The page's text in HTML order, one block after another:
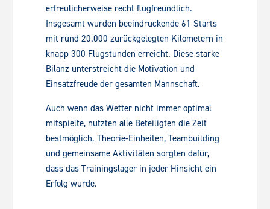
erfreulicherweise recht flugfreundlich.
Insgesamt wurden beeindruckende 61 Starts
mit rund 20.000 zurückgelegten Kilometern in
knapp 300 Flugstunden erreicht. Diese starke
Bilanz unterstreicht die Motivation und
Einsatzfreude der gesamten Mannschaft.
Auch wenn das Wetter nicht immer optimal
mitspielte, nutzten alle Beteiligten die Zeit
bestmöglich. Theorie-Einheiten, Teambuilding
und gemeinsame Aktivitäten sorgten dafür,
dass das Trainingslager in jeder Hinsicht ein
Erfolg wurde.